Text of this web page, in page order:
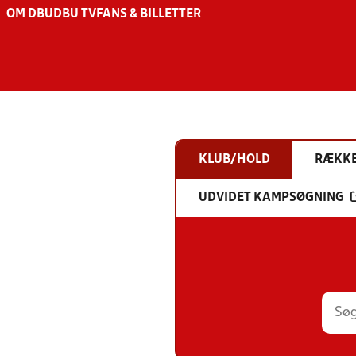
OM DBU DBU TV FANS & BILLETTER
KLUB/HOLD
UDVIDET KAMPSØGNING